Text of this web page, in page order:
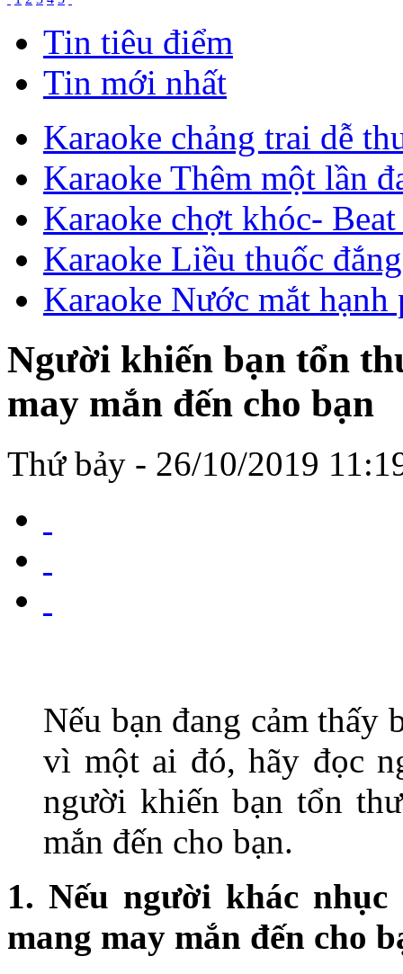
Tin tiêu điểm
Tin mới nhất
Karaoke chảng trai dễ
Karaoke Thêm một lần
Karaoke chợt khóc-
Karaoke Liều thuốc
Karaoke Nước mắt
Người khiến bạn tổn
may mắn đến cho bạn
Thứ bảy - 26/10/2019
Nếu bạn đang cảm thấy
vì một ai đó, hãy đọc
người khiến bạn tổn
mắn đến cho bạn.
1. Nếu người khác
mang may mắn đến cho